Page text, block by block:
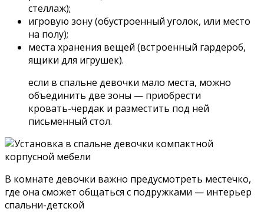
стеллаж);
игровую зону (обустроенный уголок, или место
на полу);
места хранения вещей (встроенный гардероб,
ящики для игрушек).
если в спальне девочки мало места, можно
объединить две зоны — приобрести
кровать-чердак и разместить под ней
письменный стол.
В комнате девочки важно предусмотреть местечко,
где она сможет общаться с подружками — интерьер
спальни-детской